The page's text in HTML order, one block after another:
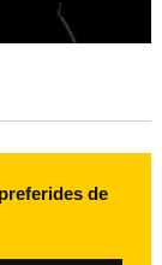
de